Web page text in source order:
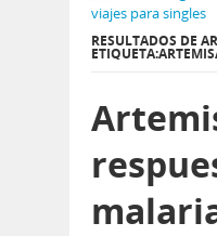
RESULTADOS DE